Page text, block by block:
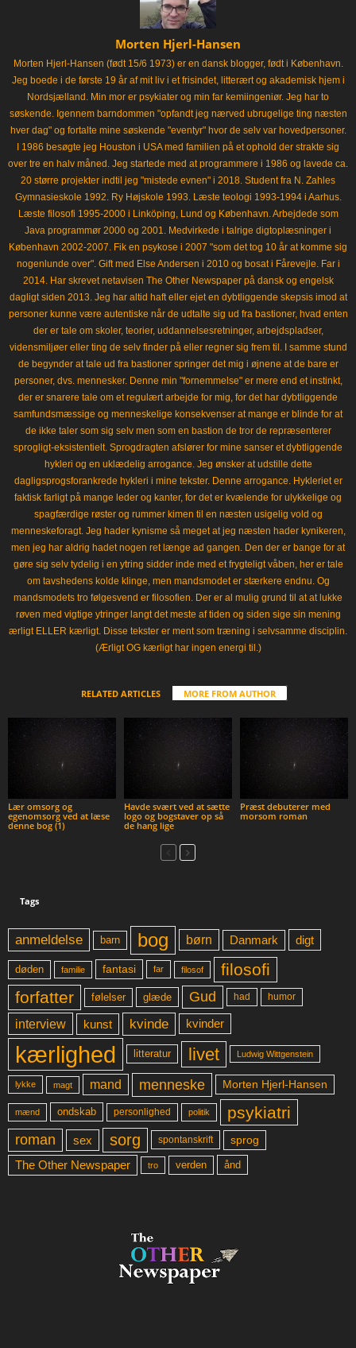
Morten Hjerl-Hansen
Morten Hjerl-Hansen (født 15/6 1973) er en dansk blogger, født i København.
Jeg boede i de første 19 år af mit liv i et frisindet, litterært og akademisk hjem i
Nordsjælland. Min mor er psykiater og min far kemiingeniør. Jeg har to
søskende. Igennem barndommen "opfandt jeg nærved ubrugelige ting næsten
hver dag" og fortalte mine søskende "eventyr" hvor de selv var hovedpersoner.
I 1986 besøgte jeg Houston i USA med familien på et ophold der strakte sig
over tre en halv måned. Jeg startede med at programmere i 1986 og lavede ca.
20 større projekter indtil jeg "mistede evnen" i 2018. Student fra N. Zahles
Gymnasieskole 1992. Ry Højskole 1993. Læste teologi 1993-1994 i Aarhus.
Læste filosofi 1995-2000 i Linköping, Lund og København. Arbejdede som
Java programmør 2000 og 2001. Medvirkede i talrige digtoplæsninger i
København 2002-2007. Fik en psykose i 2007 "som det tog 10 år at komme sig
nogenlunde over". Gift med Else Andersen i 2010 og bosat i Fårevejle. Far i
2014. Har skrevet netavisen The Other Newspaper på dansk og engelsk
dagligt siden 2013. Jeg har altid haft eller ejet en dybtliggende skepsis imod at
personer kunne være autentiske når de udtalte sig ud fra bastioner, hvad enten
der er tale om skoler, teorier, uddannelsesretninger, arbejdspladser,
vidensmiljøer eller ting de selv finder på eller regner sig frem til. I samme stund
de begynder at tale ud fra bastioner springer det mig i øjnene at de bare er
personer, dvs. mennesker. Denne min "fornemmelse" er mere end et instinkt,
der er snarere tale om et regulært arbejde for mig, for det har dybtliggende
samfundsmæssige og menneskelige konsekvenser at mange er blinde for at
de ikke taler som sig selv men som en bastion de tror de repræsenterer
sprogligt-eksistentielt. Sprogdragten afslører for mine sanser et dybtliggende
hykleri og en uklædelig arrogance. Jeg ønsker at udstille dette
dagligsprogsforankrede hykleri i mine tekster. Denne arrogance. Hykleriet er
faktisk farligt på mange leder og kanter, for det er kvælende for ulykkelige og
spagfærdige røster og rummer kimen til en næsten usigelig vold og
menneskeforagt. Jeg hader kynisme så meget at jeg næsten hader kynikeren,
men jeg har aldrig hadet nogen ret længe ad gangen. Den der er bange for at
gøre sig selv tydelig i en ytring sidder inde med et frygteligt våben, her er tale
om tavshedens kolde klinge, men mandsmodet er stærkere endnu. Og
mandsmodets tro følgesvend er filosofien. Der er al mulig grund til at at lukke
røven med vigtige ytringer langt det meste af tiden og siden sige sin mening
ærligt ELLER kærligt. Disse tekster er ment som træning i selvsamme disciplin.
(Ærligt OG kærligt har ingen energi til.)
RELATED ARTICLES MORE FROM AUTHOR
Lær omsorg og
egenomsorg ved at læse
denne bog (1)
Havde svært ved at sætte
logo og bogstaver op så
de hang lige
Præst debuterer med
morsom roman
Tags
anmeldelse barn bog børn Danmark digt
døden familie fantasi far filosof
filosofi
forfatter
følelser glæde Gud had humor
interview kunst kvinde kvinder
kærlighed litteratur livet Ludwig Wittgenstein
lykke magt mand menneske Morten Hjerl-Hansen
mænd ondskab personlighed politik psykiatri
roman sex sorg spontanskrift sprog
The Other Newspaper tro verden ånd